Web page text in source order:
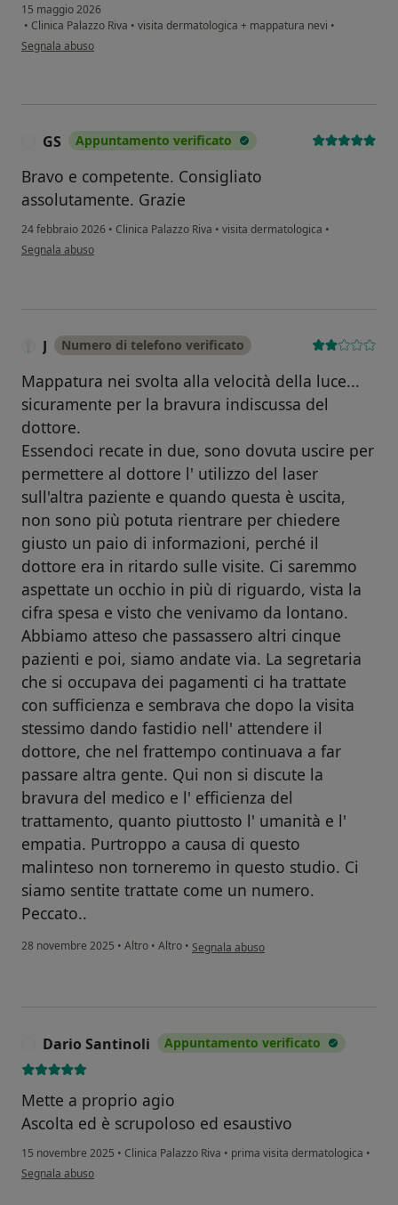
15 maggio 2026
• Clinica Palazzo Riva • visita dermatologica + mappatura nevi •
secondo l'opinione dell'utente Gilda Famiglietti
Segnala abuso
GS Appuntamento verificato
Bravo e competente. Consigliato
assolutamente. Grazie
24 febbraio 2026 • Clinica Palazzo Riva • visita dermatologica •
secondo l'opinione dell'utente GS
Segnala abuso
J Numero di telefono verificato
Mappatura nei svolta alla velocità della luce...
sicuramente per la bravura indiscussa del
dottore.
Essendoci recate in due, sono dovuta uscire per
permettere al dottore l' utilizzo del laser
sull'altra paziente e quando questa è uscita,
non sono più potuta rientrare per chiedere
giusto un paio di informazioni, perché il
dottore era in ritardo sulle visite. Ci saremmo
aspettate un occhio in più di riguardo, vista la
cifra spesa e visto che venivamo da lontano.
Abbiamo atteso che passassero altri cinque
pazienti e poi, siamo andate via. La segretaria
che si occupava dei pagamenti ci ha trattate
con sufficienza e sembrava che dopo la visita
stessimo dando fastidio nell' attendere il
dottore, che nel frattempo continuava a far
passare altra gente. Qui non si discute la
bravura del medico e l' efficienza del
trattamento, quanto piuttosto l' umanità e l'
empatia. Purtroppo a causa di questo
malinteso non torneremo in questo studio. Ci
siamo sentite trattate come un numero.
Peccato..
28 novembre 2025 • Altro • Altro • secondo l'opinione dell'utente J
Segnala abuso
Dario Santinoli Appuntamento verificato
Mette a proprio agio
Ascolta ed è scrupoloso ed esaustivo
15 novembre 2025 • Clinica Palazzo Riva • prima visita dermatologica •
secondo l'opinione dell'utente Dario Santinoli
Segnala abuso